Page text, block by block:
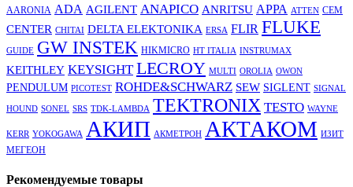
AARONIA ADA AGILENT ANAPICO ANRITSU APPA ATTEN CEM
CENTER CHITAI DELTA ELEKTONIKA ERSA FLIR FLUKE
GUIDE GW INSTEK HIKMICRO HT ITALIA INSTRUMAX
KEITHLEY KEYSIGHT LECROY MULTI OROLIA OWON
PENDULUM PICOTEST ROHDE&SCHWARZ SEW SIGLENT SIGNAL
HOUND SONEL SRS TDK-LAMBDA TEKTRONIX TESTO WAYNE
KERR YOKOGAWA АКИП АКМЕТРОН АКТАКОМ ИЗИТ
МЕГЕОН
Рекомендуемые товары